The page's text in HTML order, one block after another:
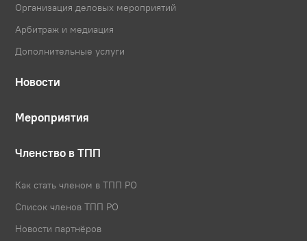
Организация деловых мероприятий
Арбитраж и медиация
Дополнительные услуги
Новости
Мероприятия
Членство в ТПП
Как стать членом в ТПП РО
Список членов ТПП РО
Новости партнёров